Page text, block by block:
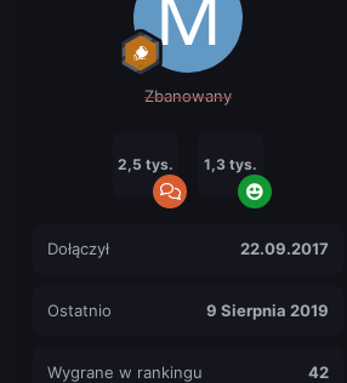
Zbanowany
2,5 tys. 1,3 tys.
Dołączył 22.09.2017
Ostatnio 9 Sierpnia 2019
Wygrane w rankingu 42